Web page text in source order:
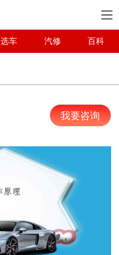
选车 汽修 百科
我要咨询